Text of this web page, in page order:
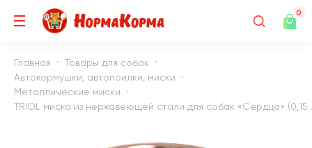
0
Главная
Товары для собак
Автокормушки, автопоилки, миски
Металлические миски
TRIOL миска из нержавеющей стали для собак «Сердца» (0,15